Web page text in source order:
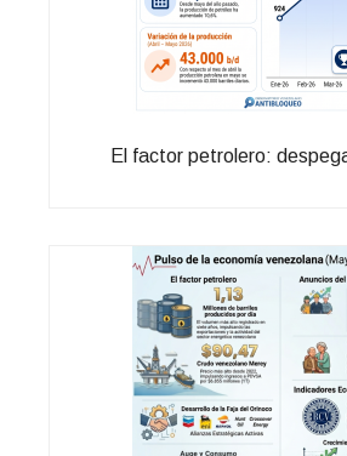
El factor petrolero: